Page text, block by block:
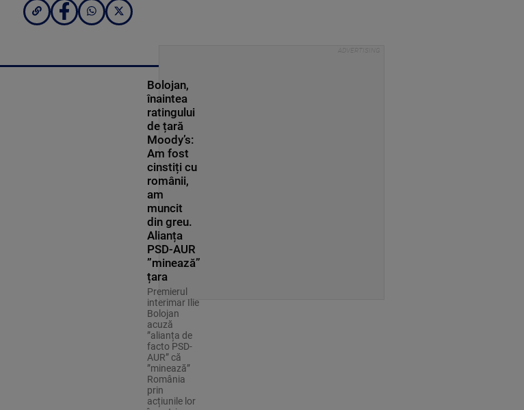
Bolojan,
înaintea
ratingului
de țară
Moody’s:
Am fost
cinstiți cu
românii,
am
muncit
din greu.
Alianța
PSD-AUR
”minează”
țara
Premierul
interimar Ilie
Bolojan
acuză
”alianța de
facto PSD-
AUR” că
”minează”
România
prin
acțiunile lor